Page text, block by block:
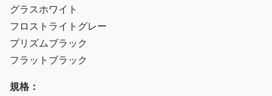
グラスホワイト
フロストライトグレー
プリズムブラック
フラットブラック
規格：